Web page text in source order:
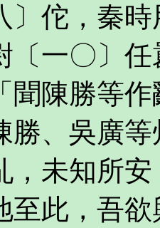
〕佗，秦
〔一〇〕
聞陳勝等
勝、吳廣
，未知所
至此，吾